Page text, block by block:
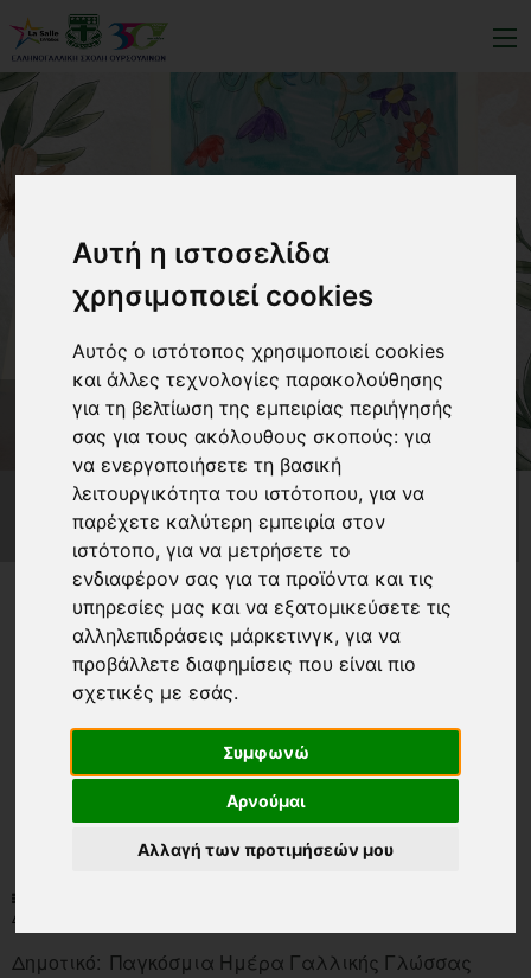
Αυτή η ιστοσελίδα
χρησιμοποιεί cookies
Αυτός ο ιστότοπος χρησιμοποιεί cookies
και άλλες τεχνολογίες παρακολούθησης
για τη βελτίωση της εμπειρίας περιήγησής
σας για τους ακόλουθους σκοπούς:για
να ενεργοποιήσετε τη βασική
λειτουργικότητα του ιστότοπου,για να
παρέχετε καλύτερη εμπειρία στον
ιστότοπο,για να μετρήσετε το
ενδιαφέρον σας για τα προϊόντα και τις
υπηρεσίες μας και να εξατομικεύσετε τις
αλληλεπιδράσεις μάρκετινγκ,για να
προβάλλετε διαφημίσεις που είναι πιο
σχετικές με εσάς.
Συμφωνώ
Αρνούμαι
Αλλαγή των προτιμήσεών μου
Δημοτικό: Παγκόσμια
Ημέρα Γαλλικής Γλώσσας
ΔΗΜΟΤΙΚΌ: ΠΑΓΚΌΣΜΙΑ ΗΜΈΡΑ ΓΑΛΛΙΚΉΣ ΓΛΏΣΣΑΣ
Δημοτικό: Παγκόσμια Ημέρα Γαλλικής Γλώσσας